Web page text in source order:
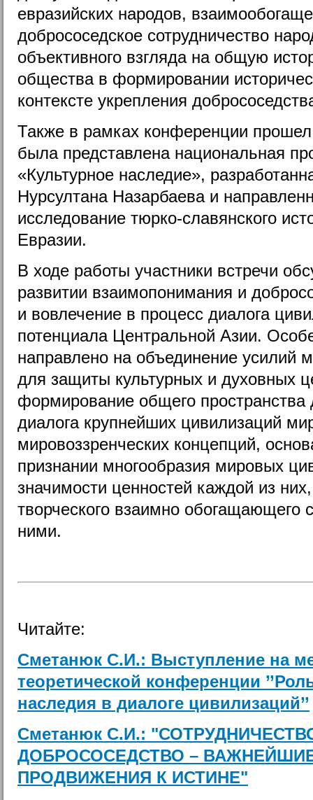
евразийских народов,
добрососедское сотрудничество
объективного взгляда на общую
общества в формировании
контексте укрепления
Также в рамках конференции прошел
была представлена национальная
«Культурное наследие»,
Нурсултана Назарбаева и
исследование тюрко-славянского
Евразии.
В ходе работы участники встречи
развитии взаимопонимания и
и вовлечение в процесс диалога
потенциала Центральной Азии.
направлено на объединение усилий
для защиты культурных и духовных
формирование общего пространства
диалога крупнейших цивилизаций
мировоззренческих концепций,
признании многообразия мировых
значимости ценностей каждой из
творческого взаимно обогащающего
ними.
Читайте:
Сметанюк С.И.: Выступление на
теоретической конференции
наследия в диалоге цивилизаций’’
Сметанюк С.И.:
ДОБРОСОСЕДСТВО –
ПРОДВИЖЕНИЯ К ИСТИНЕ"